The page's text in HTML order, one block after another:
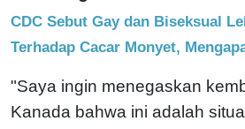
CDC Sebut Gay dan Biseksual
Terhadap Cacar Monyet,
"Saya ingin menegaskan
Kanada bahwa ini adalah